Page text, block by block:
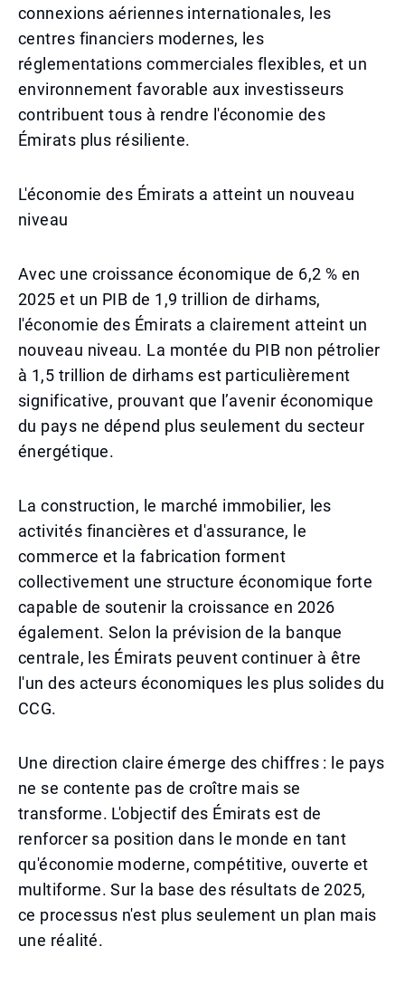
connexions aériennes internationales, les
centres financiers modernes, les
réglementations commerciales flexibles, et un
environnement favorable aux investisseurs
contribuent tous à rendre l'économie des
Émirats plus résiliente.
L'économie des Émirats a atteint un nouveau
niveau
Avec une croissance économique de 6,2 % en
2025 et un PIB de 1,9 trillion de dirhams,
l'économie des Émirats a clairement atteint un
nouveau niveau. La montée du PIB non pétrolier
à 1,5 trillion de dirhams est particulièrement
significative, prouvant que l’avenir économique
du pays ne dépend plus seulement du secteur
énergétique.
La construction, le marché immobilier, les
activités financières et d'assurance, le
commerce et la fabrication forment
collectivement une structure économique forte
capable de soutenir la croissance en 2026
également. Selon la prévision de la banque
centrale, les Émirats peuvent continuer à être
l'un des acteurs économiques les plus solides du
CCG.
Une direction claire émerge des chiffres : le pays
ne se contente pas de croître mais se
transforme. L'objectif des Émirats est de
renforcer sa position dans le monde en tant
qu'économie moderne, compétitive, ouverte et
multiforme. Sur la base des résultats de 2025,
ce processus n'est plus seulement un plan mais
une réalité.